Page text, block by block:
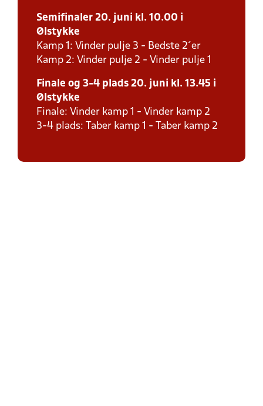
Semifinaler 20. juni kl. 10.00 i
Ølstykke
Kamp 1: Vinder pulje 3 - Bedste 2´er
Kamp 2: Vinder pulje 2 - Vinder pulje 1
Finale og 3-4 plads 20. juni kl. 13.45 i
Ølstykke
Finale: Vinder kamp 1 - Vinder kamp 2
3-4 plads: Taber kamp 1 - Taber kamp 2